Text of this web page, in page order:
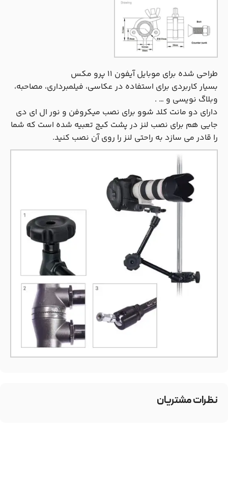
طراحی شده برای موبایل آیفون 11 پرو مکس
بسیار کاربردی برای استفاده در عکاسی، فیلمبرداری، مصاحبه،
وبلاگ نویسی و … .
دارای دو مانت کلد شوو برای نصب میکروفن و نور ال ای دی
جایی هم برای نصب لنز در پشت کیج تعبیه شده است که شما
را قادر می سازد به راحتی لنز را روی آن نصب کنید.
نظرات مشتریان